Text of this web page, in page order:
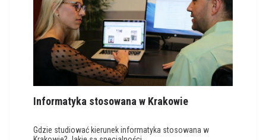
Informatyka stosowana w Krakowie
Gdzie studiować kierunek informatyka stosowana w